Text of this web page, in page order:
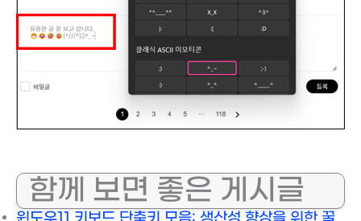
함께 보면 좋은 게시글